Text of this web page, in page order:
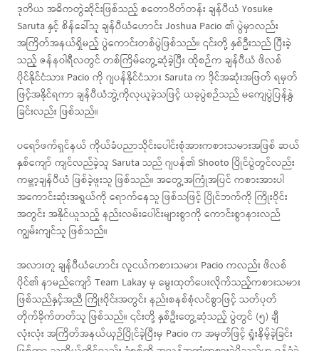
ဒုတိယ အဓိကတွဲဆိုင်းဖြစ်သည့် စတောဝိတ်တန်း ချန်ပီယံ Yosuke
Saruta နှင့် စိန်ခေါ်သူ ချန်ပီယံဟောင်း Joshua Pacio ၏ ပွဲမှာလည်း
အကြိတ်အနယ်ရှိမည့် ပွဲကောင်းတစ်ပွဲဖြစ်သည်။ ၎င်းတို့ နှစ်ဦးသည် ပြီးခဲ့
သည့် ဇန်နဝါရီလတွင် တစ်ကြိမ်တွေ့ဆုံခဲ့ပြီး ထိုစဉ်က ချန်ပီယံ ဖိလစ်
ပိုင်နိုင်ငံသား Pacio ကို ဂျပန်နိုင်ငံသား Saruta က ဒိုင်အဆုံးအဖြတ် ရမှတ်
ဖြင့်အနိုင်ရကာ ချန်ပီယံဘွဲ့ကိုလုယူခဲ့သဖြင့် ယခုပွဲစဉ်သည် မကျေပွဲပြန်နွှဲ
ခြင်းလည်း ဖြစ်သည်။
ပရော်ဖက်ရှင်နယ် ကိုယ်ခံပညာသိုင်းပေါင်းစုံအားကစားသမားအဖြစ် ဆယ်
နှစ်ကျော် ကျင်လည်ခဲ့သူ Saruta သည် ဂျပန်၏ Shooto ပြိုင်ပွဲတွင်လည်း
ကမ္ဘာ့ချန်ပီယံ ဖြစ်ခဲ့ဖူးသူ ဖြစ်သည်။ အတွေ့အကြုံအပြင် ကစားအားပါ
အကောင်းဆုံးအရွယ်ကို ရောက်နေသူ ဖြစ်သဖြင့် ပြိုင်ဘက်ကို ကြိုးဝိုင်း
အတွင်း အနိုင်ယူသည့် နည်းလမ်းပေါင်းများစွာကို ကောင်းစွာနားလည်
ကျွမ်းကျင်သူ ဖြစ်သည်။
အလားတူ ချန်ပီယံဟောင်း လူငယ်ကစားသမား Pacio ကလည်း ဖိလစ်
ပိုင်၏ နာမည်ကျော် Team Lakay မှ မွေးထုတ်ပေးလိုက်သည့်ကစားသမား
ဖြစ်သည်နှင့်အညီ ကြိုးဝိုင်းအတွင်း နည်းစနစ်စုံလင်စွာဖြင့် သတ်ပုတ်
တိုက်ခိုက်တတ်သူ ဖြစ်သည်။ ၎င်းတို့ နှစ်ဦးတွေ့ဆုံသည့် ပွဲတွင် (၅) ချီ
လုံးလုံး အကြိတ်အနယ်ယှဉ်ပြိုင်ခဲ့ပြီးမှ Pacio က အမှတ်ဖြင့် ရှုံးနိမ့်ခဲ့ခြင်း